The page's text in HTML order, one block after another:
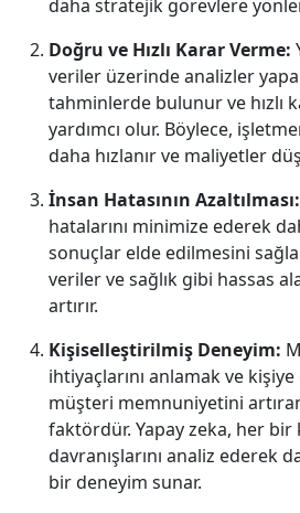
daha stratejik görevlere
Doğru ve Hızlı Karar Verme:
veriler üzerinde analizler
tahminlerde bulunur ve hızlı
yardımcı olur. Böylece,
daha hızlanır ve maliyetler
İnsan Hatasının Azaltılması:
hatalarını minimize ederek
sonuçlar elde edilmesini
veriler ve sağlık gibi hassas
artırır.
Kişiselleştirilmiş Deneyim:
ihtiyaçlarını anlamak ve
müşteri memnuniyetini
faktördür. Yapay zeka, her bir
davranışlarını analiz ederek
bir deneyim sunar.